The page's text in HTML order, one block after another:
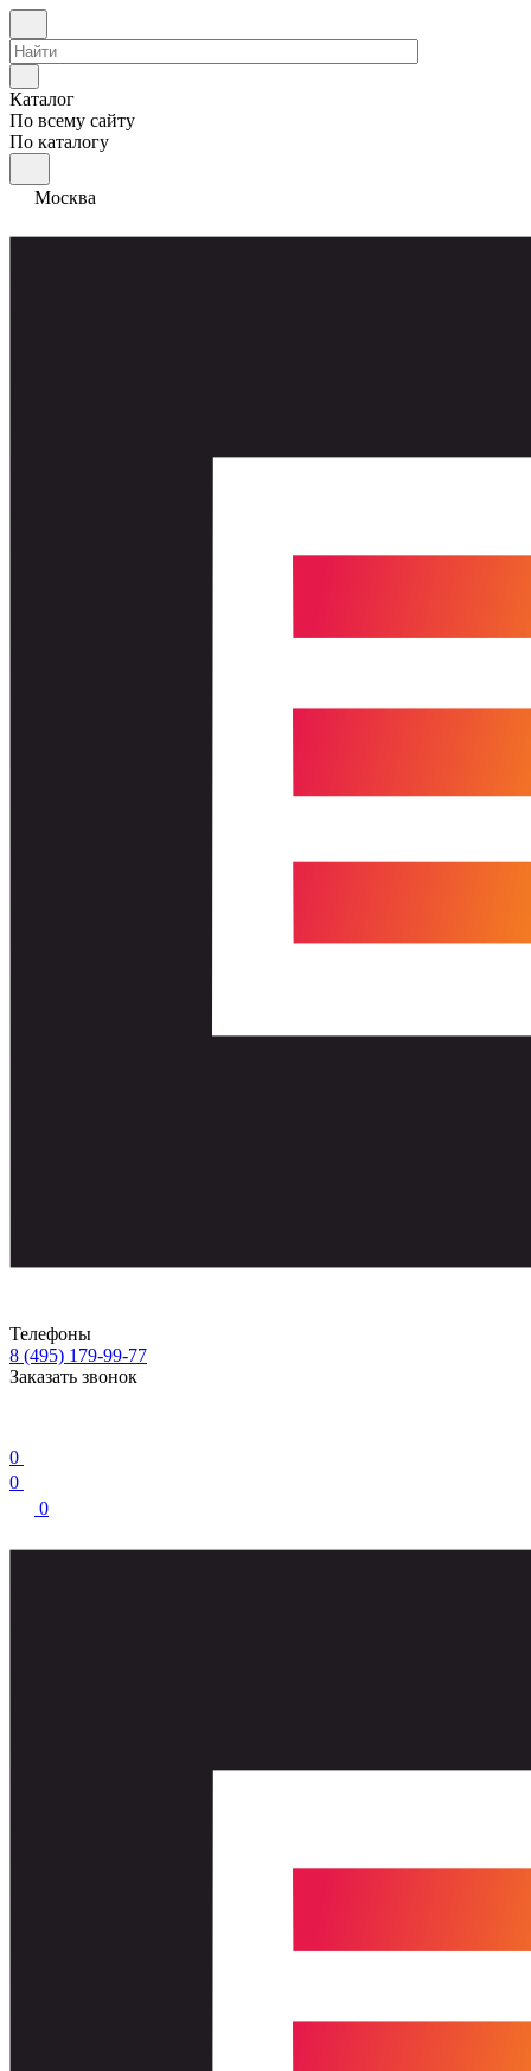
Каталог
По всему сайту
По каталогу
Москва
Телефоны
8 (495) 179-99-77
Заказать звонок
0
0
0